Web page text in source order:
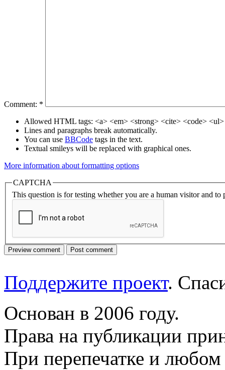
Comment: *
Allowed HTML tags: <a> <em> <strong> <cite> <code>
Lines and paragraphs break automatically.
You can use BBCode tags in the text.
Textual smileys will be replaced with graphical ones.
More information about formatting options
CAPTCHA
This question is for testing whether you are a human visitor and to
Поддержите проект.
Основан в 2006 году.
Права на публикации
При перепечатке и